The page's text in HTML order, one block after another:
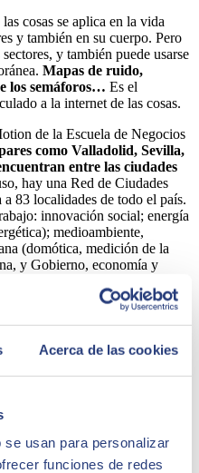
Acerca de las cookies
usan para personalizar
funciones de redes
cosas se aplica en la vida
y también en su cuerpo. Pero
y también puede usarse
Mapas de ruido,
los semáforos… Es el
a la internet de las cosas.
de la Escuela de Negocios
como Valladolid, Sevilla,
entre las ciudades
hay una Red de Ciudades
83 localidades de todo el país.
innovación social; energía
medioambiente,
(domótica, medición de la
y Gobierno, economía y
destacados se encuentra
distribuye información en
o el tiempo atmosférico. En
, unos contenedores
recogida mejor planificada.